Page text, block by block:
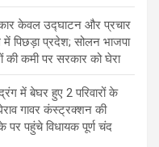
केवल उद्घाटन और प्रचार
पिछड़ा प्रदेश; सोलन भाजपा
की कमी पर सरकार को घेरा
में बेघर हुए 2 परिवारों के
गावर कंस्ट्रक्शन की
पर पहुंचे विधायक पूर्ण चंद